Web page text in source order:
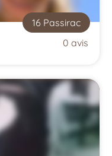
16 Passirac
0 avis